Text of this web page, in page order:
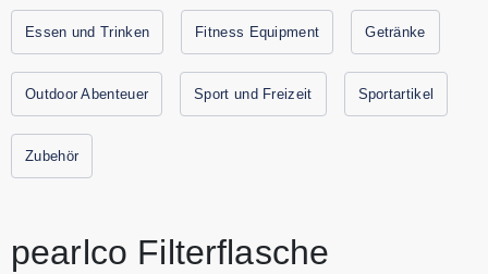
hochwertigen Trinkflaschen mit Filtern von Filter-Flasche.de
zum günstigen Preis. Sparen Sie jetzt durch
Gutscheine.codes mit den aktuellen Gutscheinen und
Rabattaktionen von Filter-Flasche.de.
Essen und Trinken Fitness Equipment Getränke
Outdoor Abenteuer Sport und Freizeit Sportartikel
Zubehör
pearlco Filterflasche